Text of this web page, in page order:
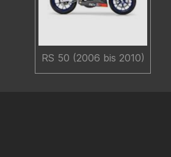
RS 50 (2006 bis 2010)